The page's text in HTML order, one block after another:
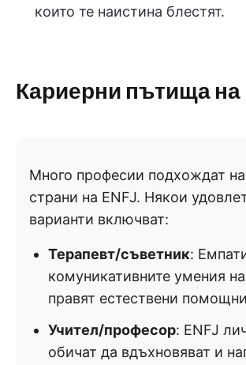
които те наистина блестят.
Кариерни пътища на
Много професии подхождат
страни на ENFJ. Някои
варианти включват:
Терапевт/съветник:
комуникативните умения
правят естествени
Учител/професор: ENFJ
обичат да вдъхновяват и